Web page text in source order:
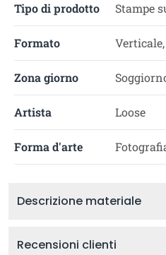
Tipo di prodotto Stampe
Formato
Zona giorno
Artista Loose
Forma d'arte
Descrizione materiale
Recensioni clienti